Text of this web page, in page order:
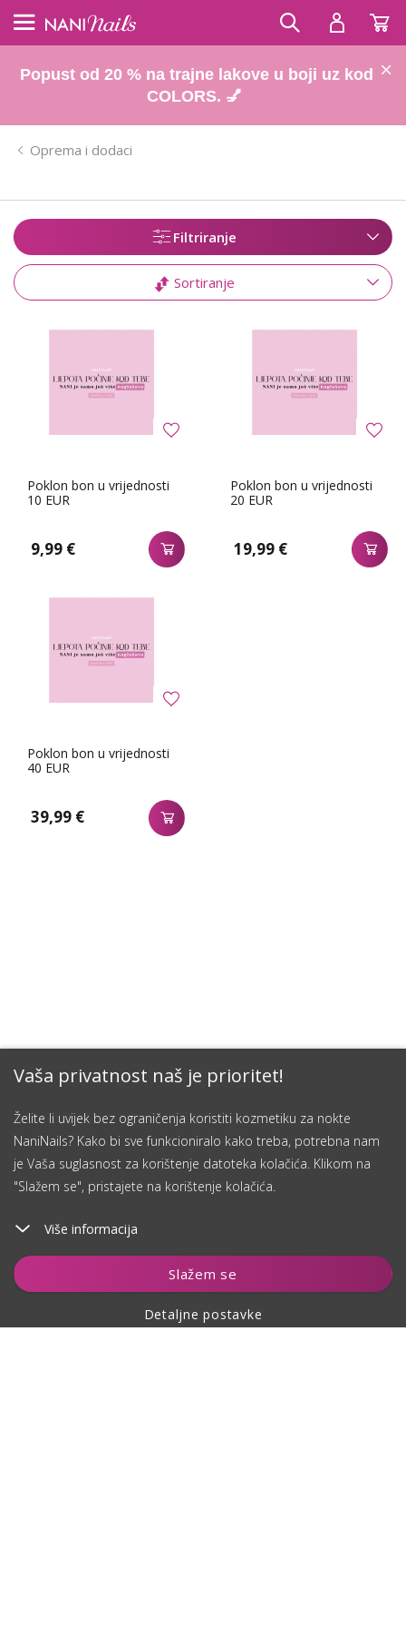
Vaša privatnost naš je prioritet!
Želite li uvijek bez ograničenja koristiti kozmetiku za nokte
NaniNails? Kako bi sve funkcioniralo kako treba, potrebna nam
je Vaša suglasnost za korištenje datoteka kolačića. Klikom na
"Slažem se", pristajete na korištenje kolačića.
Više informacija
Slažem se
Detaljne postavke
Popust od 20 % na trajne lakove u boji uz kod
COLORS. 💅
Oprema i dodaci
Filtriranje
Sortiranje
Poklon bon u vrijednosti
10 EUR
9,99 €
Poklon bon u vrijednosti
20 EUR
19,99 €
Poklon bon u vrijednosti
40 EUR
39,99 €